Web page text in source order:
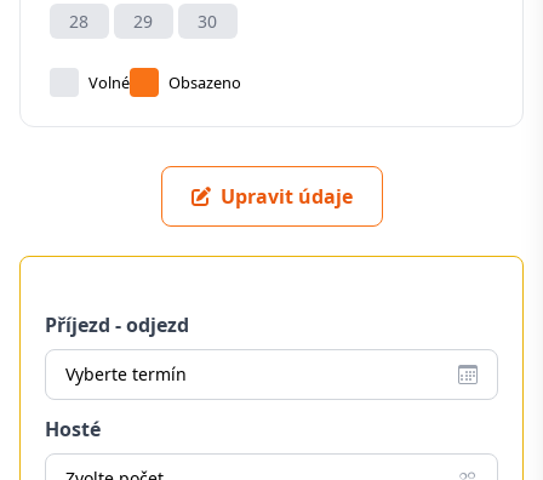
28
29 30
Volné Obsazeno
Upravit údaje
Příjezd - odjezd
Vyberte termín
Hosté